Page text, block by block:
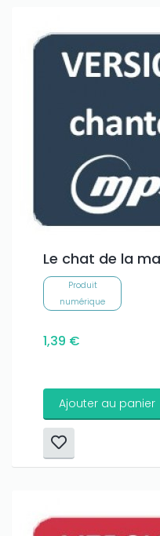
Le chat de la
Produit
numérique
1,39 €
Ajouter au panier